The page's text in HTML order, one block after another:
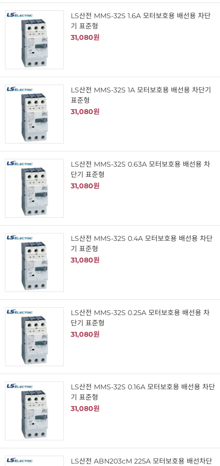
LS산전 MMS-32S 1.6A 모터보호용 배선용 차단
기 표준형
31,080원
LS산전 MMS-32S 1A 모터보호용 배선용 차단기
표준형
31,080원
LS산전 MMS-32S 0.63A 모터보호용 배선용 차
단기 표준형
31,080원
LS산전 MMS-32S 0.4A 모터보호용 배선용 차단
기 표준형
31,080원
LS산전 MMS-32S 0.25A 모터보호용 배선용 차
단기 표준형
31,080원
LS산전 MMS-32S 0.16A 모터보호용 배선용 차단
기 표준형
31,080원
LS산전 ABN203cM 225A 모터보호용 배선차단